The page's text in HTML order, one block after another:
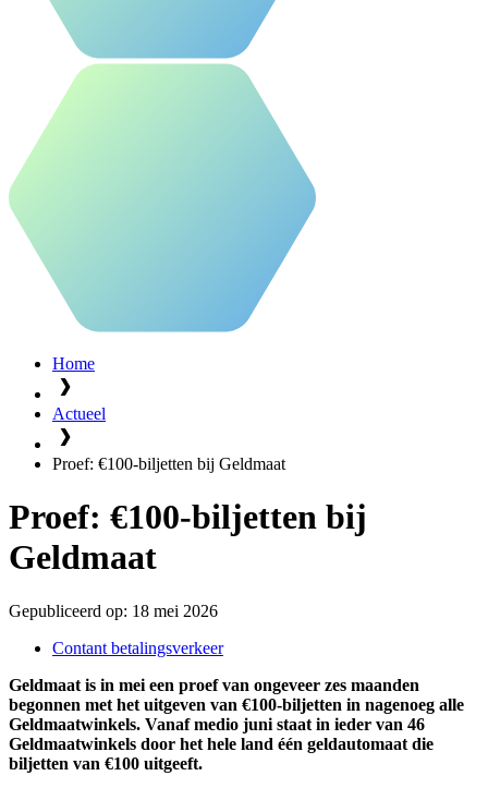
Home
Actueel
Proef: €100-biljetten bij Geldmaat
Proef: €100-biljetten bij
Geldmaat
Gepubliceerd op: 18 mei 2026
Contant betalingsverkeer
Geldmaat is in mei een proef van ongeveer zes maanden
begonnen met het uitgeven van €100-biljetten in nagenoeg alle
Geldmaatwinkels. Vanaf medio juni staat in ieder van 46
Geldmaatwinkels door het hele land één geldautomaat die
biljetten van €100 uitgeeft.